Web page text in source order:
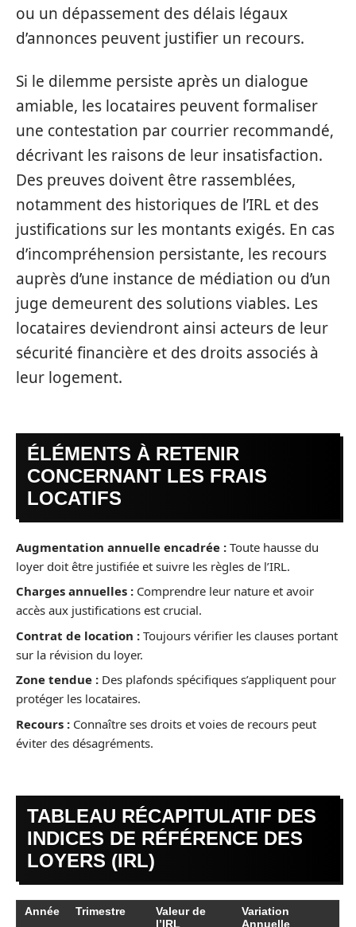
ou un dépassement des délais légaux
d’annonces peuvent justifier un recours.
Si le dilemme persiste après un dialogue
amiable, les locataires peuvent formaliser
une contestation par courrier recommandé,
décrivant les raisons de leur insatisfaction.
Des preuves doivent être rassemblées,
notamment des historiques de l’IRL et des
justifications sur les montants exigés. En cas
d’incompréhension persistante, les recours
auprès d’une instance de médiation ou d’un
juge demeurent des solutions viables. Les
locataires deviendront ainsi acteurs de leur
sécurité financière et des droits associés à
leur logement.
ÉLÉMENTS À RETENIR
CONCERNANT LES FRAIS
LOCATIFS
Augmentation annuelle encadrée : Toute hausse du
loyer doit être justifiée et suivre les règles de l’IRL.
Charges annuelles : Comprendre leur nature et avoir
accès aux justifications est crucial.
Contrat de location : Toujours vérifier les clauses portant
sur la révision du loyer.
Zone tendue : Des plafonds spécifiques s’appliquent pour
protéger les locataires.
Recours : Connaître ses droits et voies de recours peut
éviter des désagréments.
TABLEAU RÉCAPITULATIF DES
INDICES DE RÉFÉRENCE DES
LOYERS (IRL)
Année Trimestre
Valeur de
l’IRL
Variation
Annuelle